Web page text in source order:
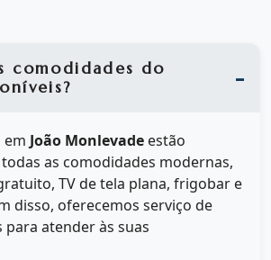
comodidades do
em João Monlevade estão
as comodidades modernas,
TV de tela plana, frigobar e
disso, oferecemos serviço de
atender às suas